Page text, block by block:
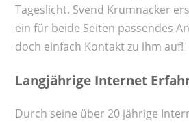
Tageslicht. Svend Krumnacker
ein für beide Seiten passendes
doch einfach Kontakt zu ihm auf!
Langjährige Internet
Durch seine über 20 jährige